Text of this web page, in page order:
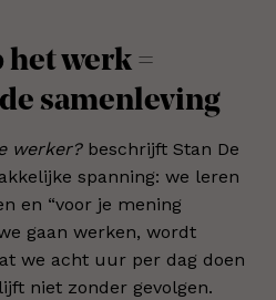
het werk =
samenleving
werker?beschrijft Stan De
spanning: we leren
en “voor je mening
gaan werken, wordt
we acht uur per dag doen
niet zonder gevolgen.